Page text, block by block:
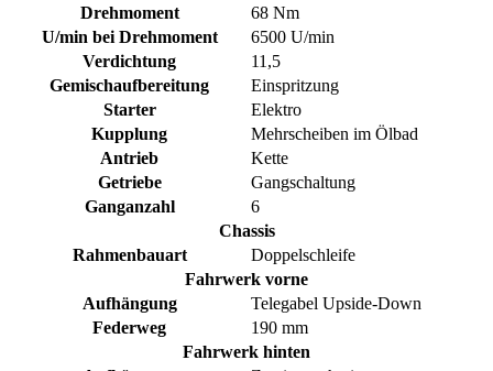
Drehmoment
68 Nm
U/min bei Drehmoment
6500 U/min
Verdichtung
11,5
Gemischaufbereitung
Einspritzung
Starter
Elektro
Kupplung
Mehrscheiben im Ölbad
Antrieb
Kette
Getriebe
Gangschaltung
Ganganzahl
6
Chassis
Rahmenbauart
Doppelschleife
Fahrwerk vorne
Aufhängung
Telegabel Upside-Down
Federweg
190 mm
Fahrwerk hinten